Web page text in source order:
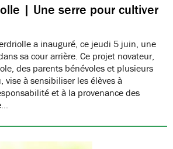
| Une serre pour cultiver
a inauguré, ce jeudi 5 juin, une
sa cour arrière. Ce projet novateur,
des parents bénévoles et plusieurs
vise à sensibiliser les élèves à
et à la provenance des